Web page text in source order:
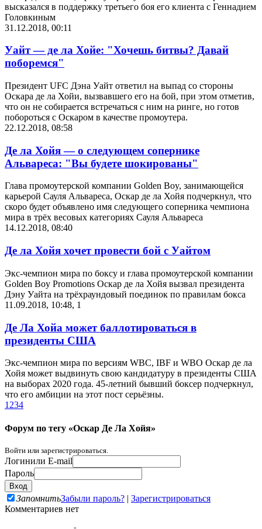
высказался в поддержку третьего боя его клиента с Геннадием
Головкиным
31.12.2018, 00:11
Уайт — де ла Хойе: "Хочешь битвы? Давай
поборемся"
Президент UFC Дэна Уайт ответил на выпад со стороны
Оскара де ла Хойи, вызвавшего его на бой, при этом отметив,
что он не собирается встречаться с ним на ринге, но готов
побороться с Оскаром в качестве промоутера.
22.12.2018, 08:58
Де ла Хойя — о следующем сопернике
Альвареса: "Вы будете шокированы"
Глава промоутерской компании Golden Boy, занимающейся
карьерой Сауля Альвареса, Оскар де ла Хойя подчеркнул, что
скоро будет объявлено имя следующего соперника чемпиона
мира в трёх весовых категориях Сауля Альвареса
14.12.2018, 08:40
Де ла Хойя хочет провести бой с Уайтом
Экс-чемпион мира по боксу и глава промоутерской компании
Golden Boy Promotions Оскар де ла Хойя вызвал президента
Дэну Уайта на трёхраундовый поединок по правилам бокса
11.09.2018, 10:48, 1
Де Ла Хойа может баллотироваться в
президенты США
Экс-чемпион мира по версиям WBC, IBF и WBO Оскар де ла
Хойя может выдвинуть свою кандидатуру в президенты США
на выборах 2020 года. 45-летний бывший боксер подчеркнул,
что его амбиции на этот пост серьёзны.
1 234
Форум по тегу «Оскар Де Ла Хойя»
Войти или зарегистрироваться.
Логинили E-mail
Пароль
ЗапомнитьЗабыли пароль? | Зарегистрироваться
Комментариев нет